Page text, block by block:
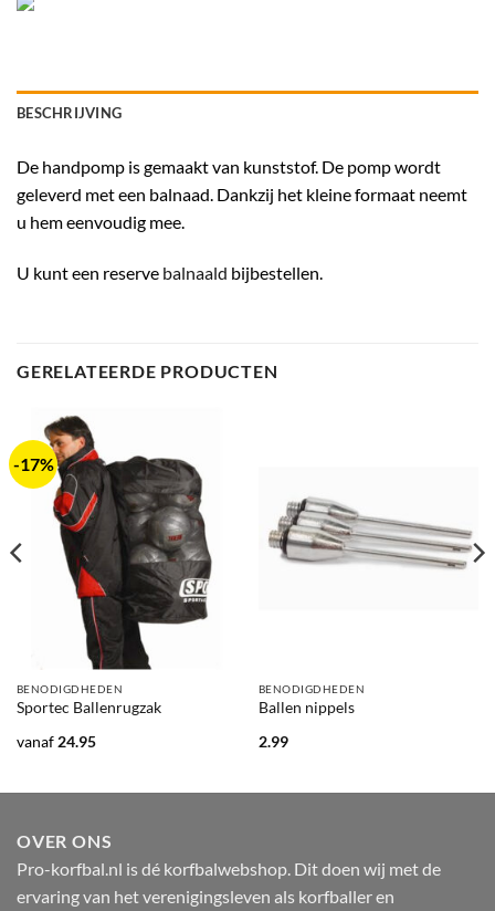
BESCHRIJVING
De handpomp is gemaakt van kunststof. De pomp wordt
geleverd met een balnaad. Dankzij het kleine formaat neemt
u hem eenvoudig mee.
U kunt een reserve balnaald bijbestellen.
GERELATEERDE PRODUCTEN
-17%
BENODIGDHEDEN
Sportec Ballenrugzak
vanaf 24.95
BENODIGDHEDEN
Ballen nippels
2.99
OVER ONS
Pro-korfbal.nl is dé korfbalwebshop. Dit doen wij met de
ervaring van het verenigingsleven als korfballer en